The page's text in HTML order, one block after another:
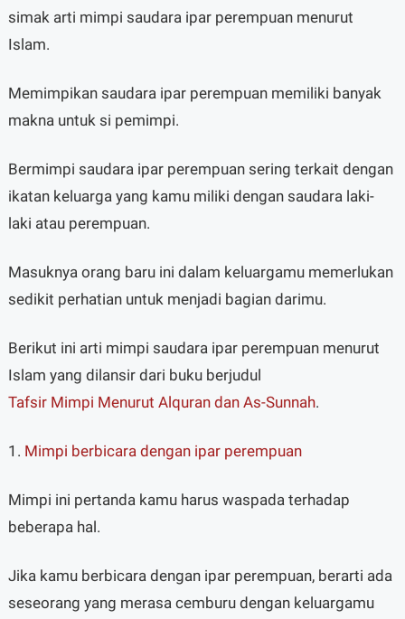
simak arti mimpi saudara ipar perempuan menurut
Islam.
Memimpikan saudara ipar perempuan memiliki banyak
makna untuk si pemimpi.
Bermimpi saudara ipar perempuan sering terkait dengan
ikatan keluarga yang kamu miliki dengan saudara laki-
laki atau perempuan.
Masuknya orang baru ini dalam keluargamu memerlukan
sedikit perhatian untuk menjadi bagian darimu.
Berikut ini arti mimpi saudara ipar perempuan menurut
Islam yang dilansir dari buku berjudul
Tafsir Mimpi Menurut Alquran dan As-Sunnah.
1. Mimpi berbicara dengan ipar perempuan
Mimpi ini pertanda kamu harus waspada terhadap
beberapa hal.
Jika kamu berbicara dengan ipar perempuan, berarti ada
seseorang yang merasa cemburu dengan keluargamu